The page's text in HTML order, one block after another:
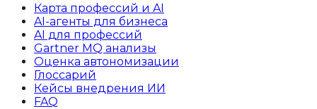
Карта профессий и AI
AI-агенты для бизнеса
AI для профессий
Gartner MQ анализы
Оценка автономизации
Глоссарий
Кейсы внедрения ИИ
FAQ